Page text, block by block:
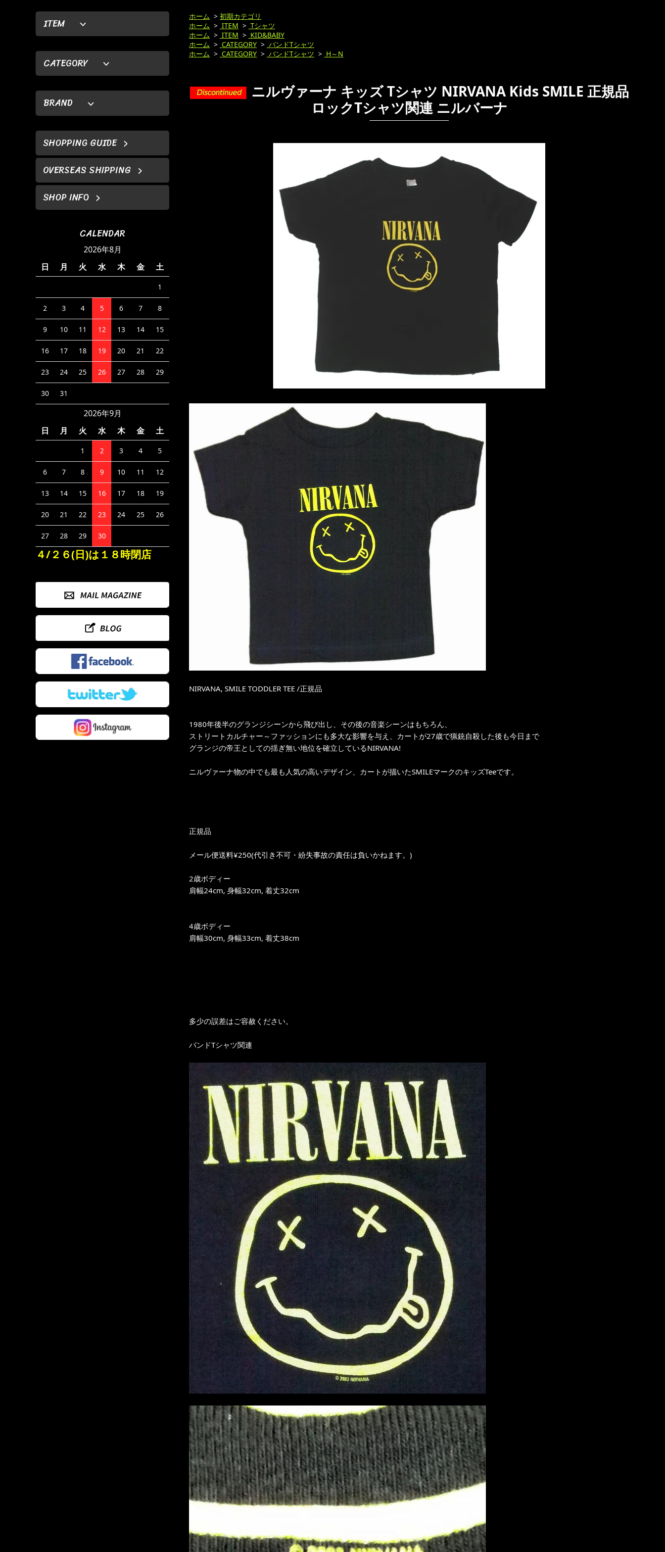
ITEM
CATEGORY
BRAND
SHOPPING GUIDE
OVERSEAS SHIPPING
SHOP INFO
CALENDAR
2026年8月
日
月 火 水 木 金 土
1
2 3 4 5 6 7 8
9 10 11 12 13 14 15
16 17 18 19 20 21 22
23 24 25 26 27 28 29
30 31
2026年9月
日
月 火 水 木 金 土
1 2 3 4 5
6 7 8 9 10 11 12
13 14 15 16 17 18 19
20 21 22 23 24 25 26
27 28 29 30
４/２６(日)は１８時閉店
ホーム > 初期カテゴリ
ホーム > ITEM > Tシャツ
ホーム > ITEM > KID&BABY
ホーム > CATEGORY > バンドTシャツ
ホーム > CATEGORY > バンドTシャツ > H～N
ニルヴァーナ キッズ Tシャツ NIRVANA Kids SMILE 正規品
ロックTシャツ関連 ニルバーナ
NIRVANA, SMILE TODDLER TEE /正規品
1980年後半のグランジシーンから飛び出し、その後の音楽シーンはもちろん、
ストリートカルチャー～ファッションにも多大な影響を与え、カートが27歳で猟銃自殺した後も今日まで
グランジの帝王としての揺ぎ無い地位を確立しているNIRVANA!
ニルヴァーナ物の中でも最も人気の高いデザイン、カートが描いたSMILEマークのキッズTeeです。
正規品
メール便送料¥250(代引き不可・紛失事故の責任は負いかねます。)
2歳ボディー
肩幅24cm, 身幅32cm, 着丈32cm
4歳ボディー
肩幅30cm, 身幅33cm, 着丈38cm
多少の誤差はご容赦ください。
バンドTシャツ関連